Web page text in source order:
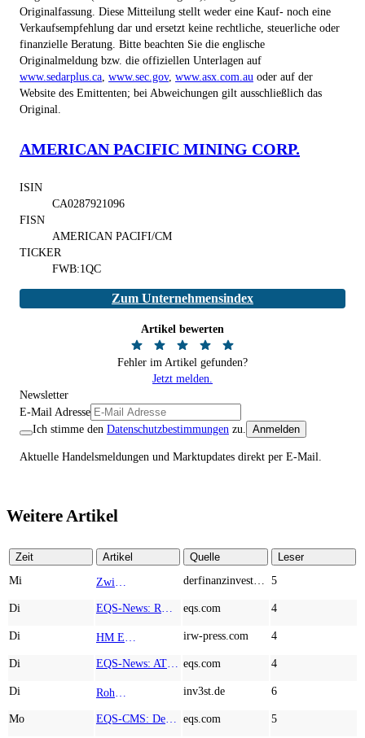
Originalfassung. Diese Mitteilung stellt weder eine Kauf- noch eine
Verkaufsempfehlung dar und ersetzt keine rechtliche, steuerliche oder
finanzielle Beratung. Bitte beachten Sie die englische
Originalmeldung bzw. die offiziellen Unterlagen auf
www.sedarplus.ca www.sec.gov, www.asx.com.au oder auf der
Website des Emittenten; bei Abweichungen gilt ausschließlich das
Original.
AMERICAN PACIFIC MINING CORP.
ISIN
CA0287921096
FISN
AMERICAN PACIFI/CM
TICKER
FWB:1QC
Zum Unternehmensindex
Artikel bewerten
Fehler im Artikel gefunden?
Jetzt melden.
Newsletter
E-Mail Adresse
Ich stimme den Datenschutzbestimmungen zu. Anmelden
Aktuelle Handelsmeldungen und Marktupdates direkt per E-Mail.
Weitere Artikel
Zeit Artikel Quelle
Leser
Mi
5
Di eqs.com 4
Di irw-press.com 4
Di eqs.com 4
Di inv3st.de 6
Mo eqs.com 5